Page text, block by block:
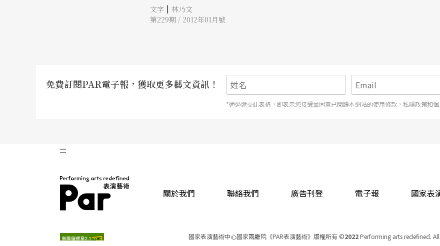
文字 | 林乃文
第229期 / 2012年01月號
免費訂閱PAR電子報，獲取更多藝文資訊！
*通過遞交此表格，即表示您接受並同意已閱讀本網站的使用條款，私隱政策和個
:::
關於我們 聯絡我們 廣告刊登 電子報 國家表
國家表演藝術中心國家兩廳院《PAR表演藝術》版權所有©2022Performing arts redefined. All